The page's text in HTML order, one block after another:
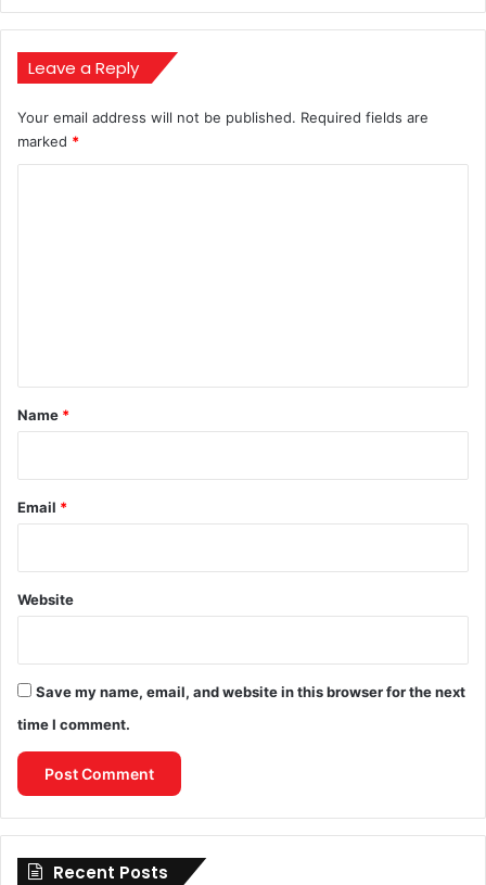
Leave a Reply
Your email address will not be published. Required fields are
marked *
*
Name *
Email *
Website
Save my name, email, and website in this browser for the next
time I comment.
Recent Posts